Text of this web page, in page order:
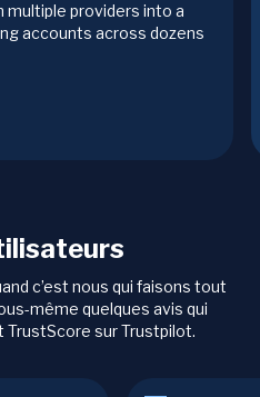
providers into a
accounts across dozens
c’est nous qui faisons tout
même quelques avis qui
sur Trustpilot.